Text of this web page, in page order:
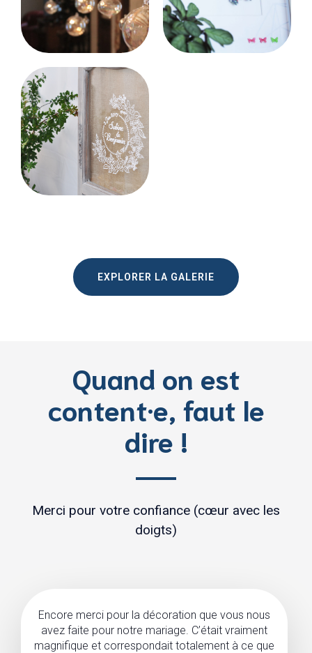
EXPLORER LA GALERIE
Quand on est
content·e, faut le
dire !
Merci pour votre confiance (cœur avec les
doigts)
Encore merci pour la décoration que vous nous
avez faite pour notre mariage. C’était vraiment
magnifique et correspondait totalement à ce que